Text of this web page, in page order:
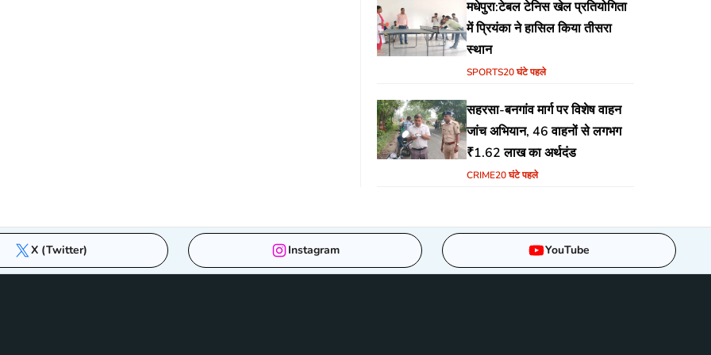
मधेपुरा:टेबल टेनिस खेल प्रतियोगिता
में प्रियंका ने हासिल किया तीसरा
स्थान
SPORTS20 घंटे पहले
सहरसा-बनगांव मार्ग पर विशेष वाहन
जांच अभियान, 46 वाहनों से लगभग
₹1.62 लाख का अर्थदंड
CRIME20 घंटे पहले
X (Twitter) Instagram YouTube